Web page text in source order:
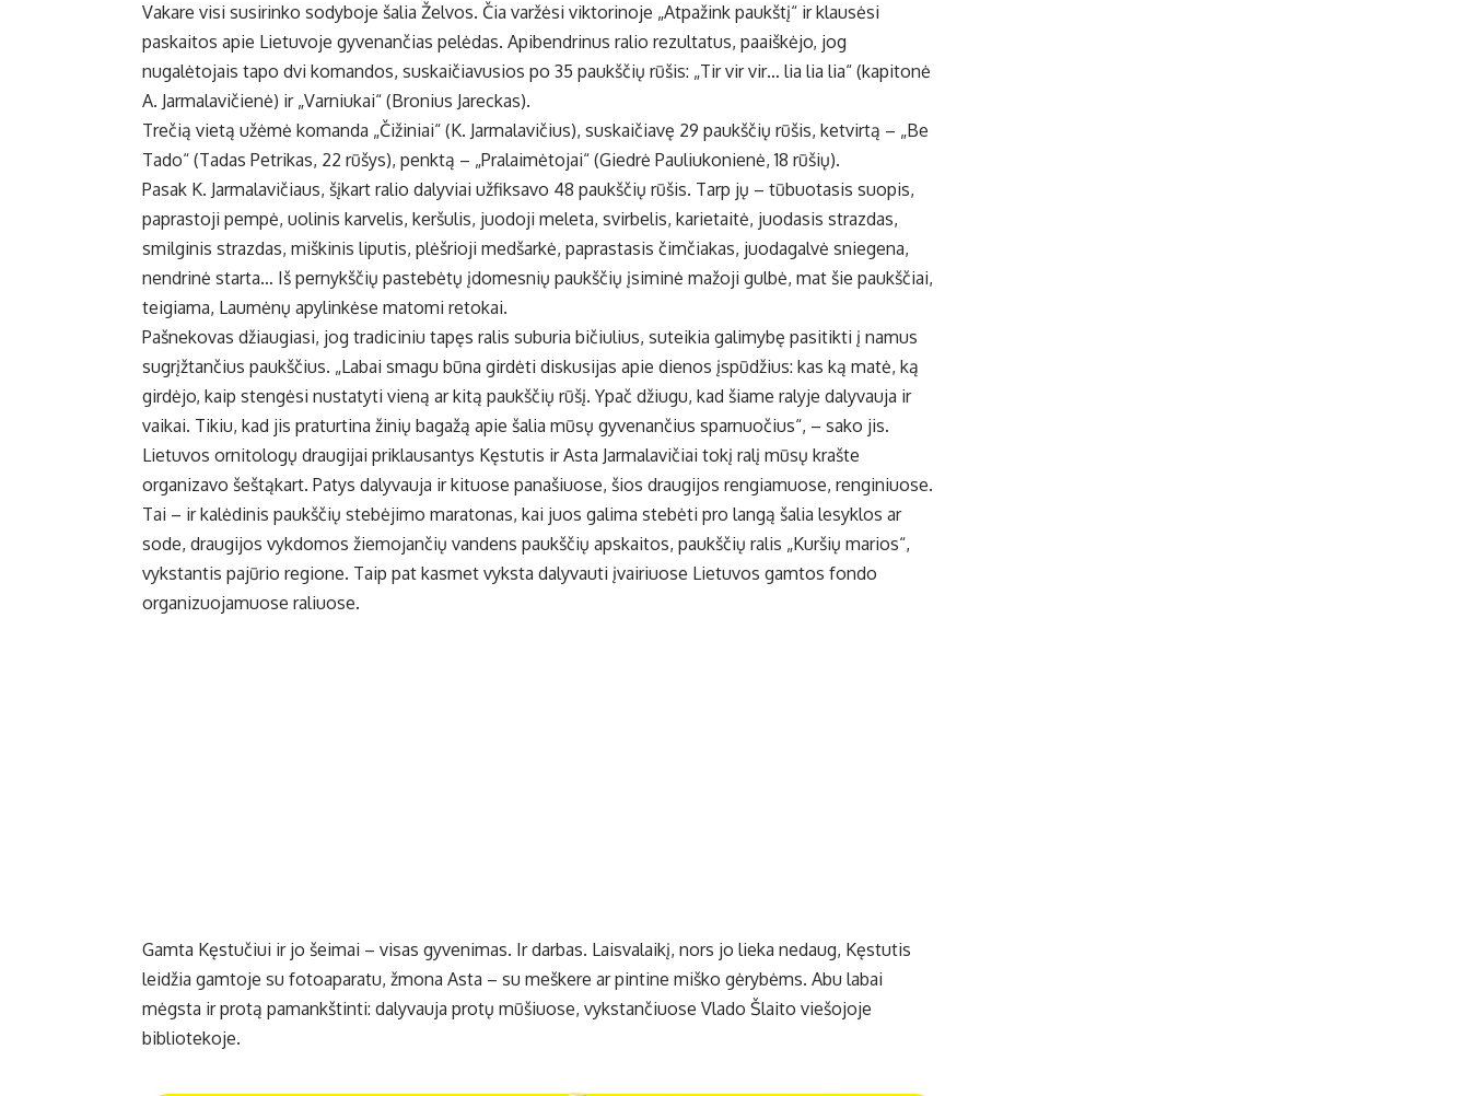
Vakare visi susirinko sodyboje šalia Želvos. Čia varžėsi viktorinoje „Atpažink paukštį“ ir klausėsi
paskaitos apie Lietuvoje gyvenančias pelėdas. Apibendrinus ralio rezultatus, paaiškėjo, jog
nugalėtojais tapo dvi komandos, suskaičiavusios po 35 paukščių rūšis: „Tir vir vir… lia lia lia“ (kapitonė
A. Jarmalavičienė) ir „Varniukai“ (Bronius Jareckas).
Trečią vietą užėmė komanda „Čižiniai“ (K. Jarmalavičius), suskaičiavę 29 paukščių rūšis, ketvirtą – „Be
Tado“ (Tadas Petrikas, 22 rūšys), penktą – „Pralaimėtojai“ (Giedrė Pauliukonienė, 18 rūšių).
Pasak K. Jarmalavičiaus, šįkart ralio dalyviai užfiksavo 48 paukščių rūšis. Tarp jų – tūbuotasis suopis,
paprastoji pempė, uolinis karvelis, keršulis, juodoji meleta, svirbelis, karietaitė, juodasis strazdas,
smilginis strazdas, miškinis liputis, plėšrioji medšarkė, paprastasis čimčiakas, juodagalvė sniegena,
nendrinė starta… Iš pernykščių pastebėtų įdomesnių paukščių įsiminė mažoji gulbė, mat šie paukščiai,
teigiama, Laumėnų apylinkėse matomi retokai.
Pašnekovas džiaugiasi, jog tradiciniu tapęs ralis suburia bičiulius, suteikia galimybę pasitikti į namus
sugrįžtančius paukščius. „Labai smagu būna girdėti diskusijas apie dienos įspūdžius: kas ką matė, ką
girdėjo, kaip stengėsi nustatyti vieną ar kitą paukščių rūšį. Ypač džiugu, kad šiame ralyje dalyvauja ir
vaikai. Tikiu, kad jis praturtina žinių bagažą apie šalia mūsų gyvenančius sparnuočius“, – sako jis.
Lietuvos ornitologų draugijai priklausantys Kęstutis ir Asta Jarmalavičiai tokį ralį mūsų krašte
organizavo šeštąkart. Patys dalyvauja ir kituose panašiuose, šios draugijos rengiamuose, renginiuose.
Tai – ir kalėdinis paukščių stebėjimo maratonas, kai juos galima stebėti pro langą šalia lesyklos ar
sode, draugijos vykdomos žiemojančių vandens paukščių apskaitos, paukščių ralis „Kuršių marios“,
vykstantis pajūrio regione. Taip pat kasmet vyksta dalyvauti įvairiuose Lietuvos gamtos fondo
organizuojamuose raliuose.
Gamta Kęstučiui ir jo šeimai – visas gyvenimas. Ir darbas. Laisvalaikį, nors jo lieka nedaug, Kęstutis
leidžia gamtoje su fotoaparatu, žmona Asta – su meškere ar pintine miško gėrybėms. Abu labai
mėgsta ir protą pamankštinti: dalyvauja protų mūšiuose, vykstančiuose Vlado Šlaito viešojoje
bibliotekoje.